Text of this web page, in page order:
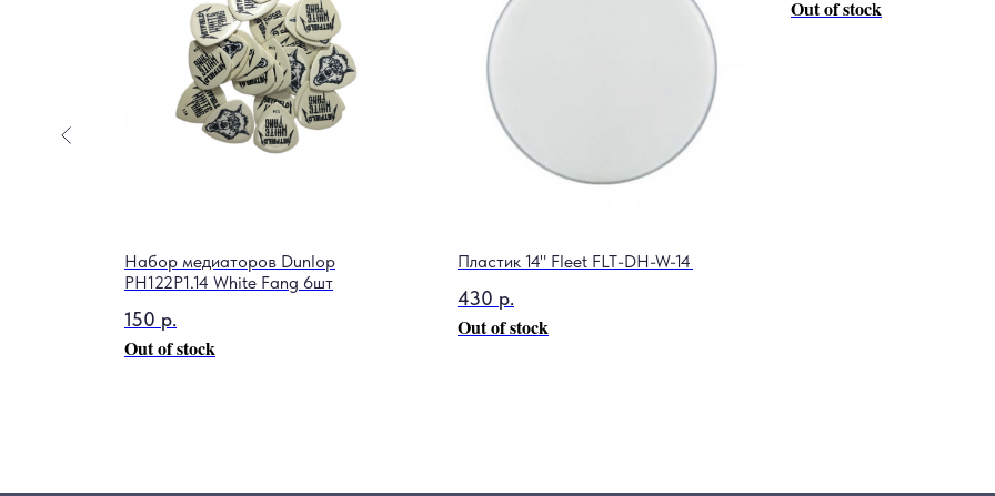
Набор медиаторов Dunlop
PH122P1.14 White Fang 6шт
150 р.
Out of stock
Пластик 14" Fleet FLT-DH-W-14
430 р.
Out of stock
Out of stock